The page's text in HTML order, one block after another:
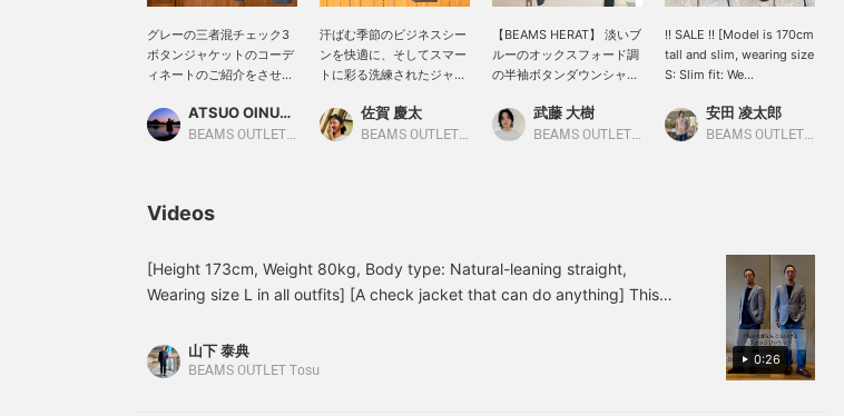
グレーの三者混チェック3
ボタンジャケットのコーデ
ィネートのご紹介をさせて
の三者混チェック3ボタン
ジャケットに、グレーのツ
ールベーシックノープリー
は、ノッチドラペル、段返
り3つボタン、2パッチポケ
物の名産地として名高い尾
州産三者混素材を使ってお
ATSUO OINUMA : ATSUO OINUMA
BEAMS OUTLET Sano
汗ばむ季節のビジネスシー
ンを快適に、そしてスマー
トに彩る洗練されたジャケ
します。 主役となるのは、
清涼感あふれるインディゴ
で快適な着心地をキープし
てくれます。鹿の子特有の
佐賀 慶太
BEAMS OUTLET Nagashima
【BEAMS HERAT】 淡いブ
ルーのオックスフォード調
の半袖ボタンダウンシャツ
ールグレーのスラックスの
組み合わせは、涼しげで知
す。
武藤 大樹
BEAMS OUTLET Nagashima
!! SALE !! [Model is 170cm
tall and slim, wearing size
S: Slim fit: We
size] The classic
"Tropical Wool No-Pleat
wool and the functional
comfort of polyester. The
no-pleat design creates a
smart silhouette, making
them a great choice for
jacket styles. The hems
are unfinished, so you can
安田 凌太郎
BEAMS OUTLET Kurashiki
Videos
0:26
[Height 173cm, Weight 80kg, Body type: Natural-leaning straight,
Wearing size L in all outfits] [A check jacket that can do anything] This
polyester! At first glance, it has the look of heavy tweed, but you'll be
surprised by how light it is when you put it on. It looks great for business
山下 泰典
BEAMS OUTLET Tosu